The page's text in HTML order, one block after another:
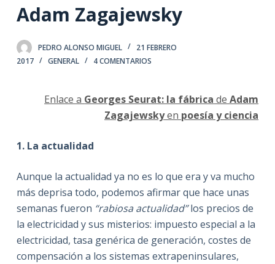
n
Adam Zagajewsky
PEDRO ALONSO MIGUEL
21 FEBRERO
2017
GENERAL 4 COMENTARIOS
Enlace a Georges Seurat: la fábrica deAdam
Zagajewskyen poesía y ciencia
1. La actualidad
Aunque la actualidad ya no es lo que era y va mucho
más deprisa todo, podemos afirmar que hace unas
semanas fueron “rabiosa actualidad”los precios de
la electricidad y sus misterios: impuesto especial a la
electricidad, tasa genérica de generación, costes de
compensación a los sistemas extrapeninsulares,